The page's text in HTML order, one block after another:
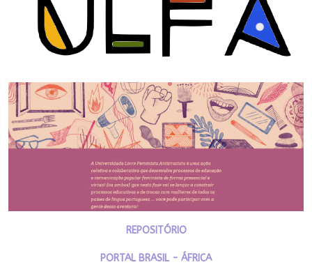
REPOSITÓRIO
PORTAL BRASIL - ÁFRICA